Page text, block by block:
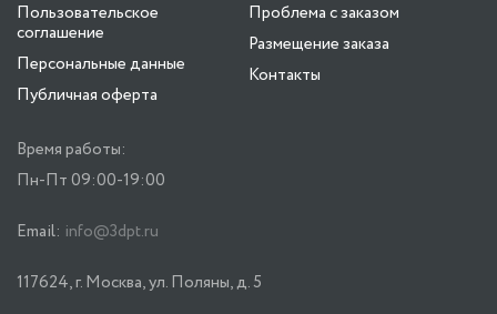
Пользовательское
соглашение
Персональные данные
Публичная оферта
Проблема с заказом
Размещение заказа
Контакты
Время работы:
Пн-Пт 09:00-19:00
Email: info@3dpt.ru
117624, г. Москва, ул. Поляны, д. 5